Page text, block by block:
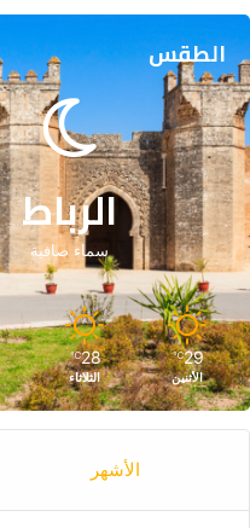
الطقس
الرباط
سماء صافية
29
℃
الأثنين
28
℃
الثلاثاء
الأشهر